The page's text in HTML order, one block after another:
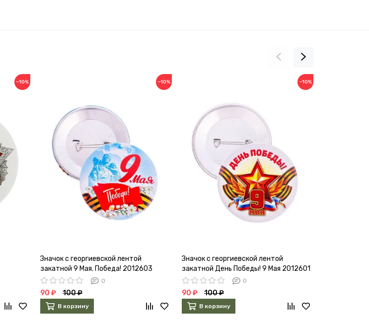
−10% −10%
Значок с георгиевской лентой
закатной 9 Мая. Победа! 2012603
0
90 ₽ 100 ₽
В корзину
−10%
Значок с георгиевской лентой
закатной День Победы! 9 Мая 2012601
0
90 ₽ 100 ₽
В корзину